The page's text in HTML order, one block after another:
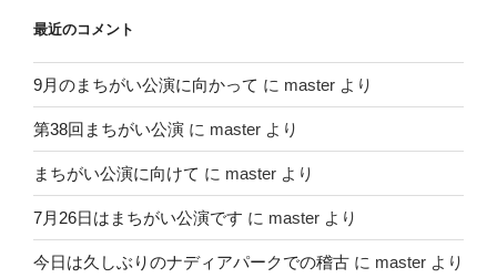
最近のコメント
9月のまちがい公演に向かって に master より
第38回まちがい公演 に master より
まちがい公演に向けて に master より
7月26日はまちがい公演です に master より
今日は久しぶりのナディアパークでの稽古 に master より